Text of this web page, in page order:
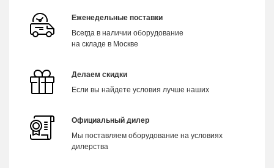
Еженедельные поставки
Всегда в наличии оборудование
на складе в Москве
Делаем скидки
Если вы найдете условия лучше наших
Официальный дилер
Мы поставляем оборудование на условиях
дилерства